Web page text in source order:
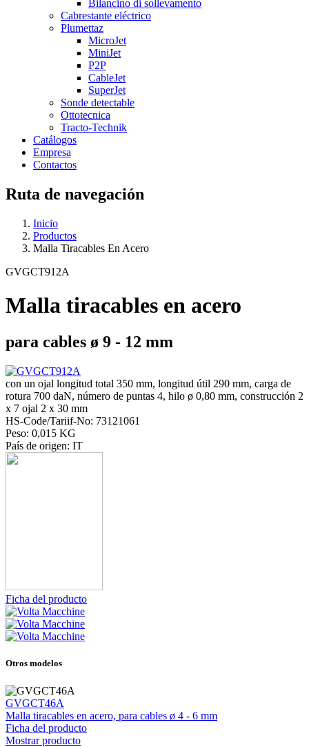
Bilancino di sollevamento
Cabrestante eléctrico
Plumettaz
MicroJet
MiniJet
P2P
CableJet
SuperJet
Sonde detectable
Ottotecnica
Tracto-Technik
Catálogos
Empresa
Contactos
Ruta de navegación
Inicio
Productos
Malla Tiracables En Acero
GVGCT912A
Malla tiracables en acero
para cables ø 9 - 12 mm
con un ojal longitud total 350 mm, longitud útil 290 mm, carga de
rotura 700 daN, número de puntas 4, hilo ø 0,80 mm, construcción 2
x 7 ojal 2 x 30 mm
HS-Code/Tariif-No: 73121061
Peso: 0,015 KG
País de origen: IT
Ficha del producto
Otros modelos
GVGCT46A
Malla tiracables en acero, para cables ø 4 - 6 mm
Ficha del producto
Mostrar producto